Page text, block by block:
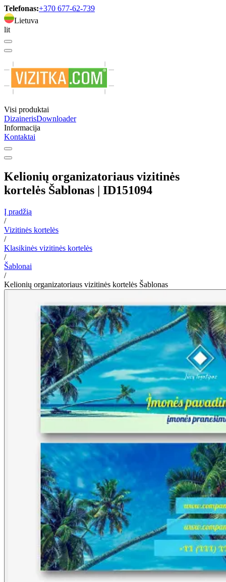
Telefonas:+370 677-62-739
Lietuva
lit
Visi produktai
DizainerisDownloader
Informacija
Kontaktai
Kelionių organizatoriaus vizitinės
kortelės Šablonas | ID151094
Į pradžią
/
Vizitinės kortelės
/
Klasikinės vizitinės kortelės
/
Šablonai
/
Kelionių organizatoriaus vizitinės kortelės Šablonas